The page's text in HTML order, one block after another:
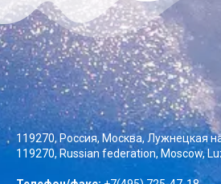
119270, Россия, Москва, Лужнецкая
119270, Russian federation, Moscow,